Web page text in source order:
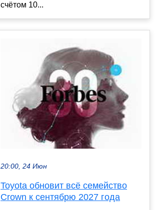
счётом 10...
20:00, 24 Июн
Toyota обновит всё семейство
Crown к сентябрю 2027 года